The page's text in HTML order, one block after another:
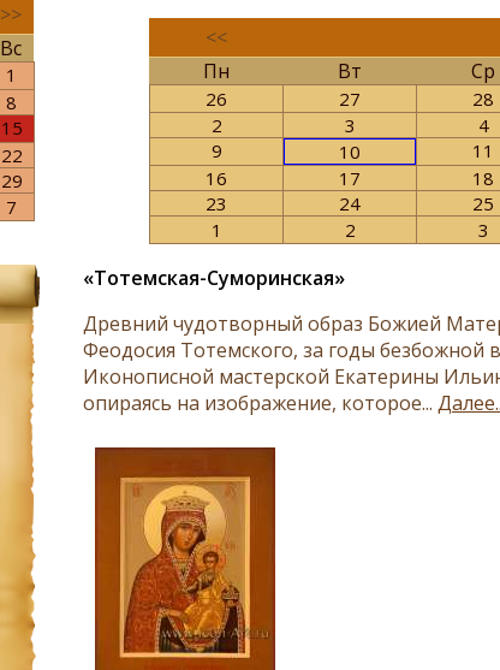
>>
Вс
1
8
15
22
29
7
<<
Пн
Вт Ср
26 27 28
2
3 4
9
10 11
16
17 18
23
24 25
1
2 3
«Тотемская-Суморинская»
Древний чудотворный образ Божией
Феодосия Тотемского, за годы безбожной
Иконописной мастерской Екатерины
опираясь на изображение, которое...